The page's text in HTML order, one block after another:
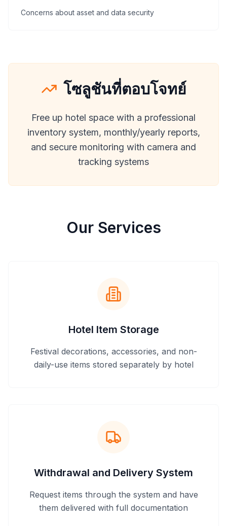
Concerns about asset and data security
โซลูชันที่ตอบโจทย์
Free up hotel space with a professional
inventory system, monthly/yearly reports,
and secure monitoring with camera and
tracking systems
Our Services
Hotel Item Storage
Festival decorations, accessories, and non-
daily-use items stored separately by hotel
Withdrawal and Delivery System
Request items through the system and have
them delivered with full documentation